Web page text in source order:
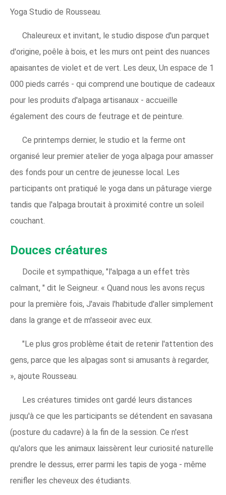
Yoga Studio de Rousseau.
Chaleureux et invitant, le studio dispose d'un parquet
d'origine, poêle à bois, et les murs ont peint des nuances
apaisantes de violet et de vert. Les deux, Un espace de 1
000 pieds carrés - qui comprend une boutique de cadeaux
pour les produits d'alpaga artisanaux - accueille
également des cours de feutrage et de peinture.
Ce printemps dernier, le studio et la ferme ont
organisé leur premier atelier de yoga alpaga pour amasser
des fonds pour un centre de jeunesse local. Les
participants ont pratiqué le yoga dans un pâturage vierge
tandis que l'alpaga broutait à proximité contre un soleil
couchant.
Douces créatures
Docile et sympathique, "l'alpaga a un effet très
calmant, " dit le Seigneur. « Quand nous les avons reçus
pour la première fois, J'avais l'habitude d'aller simplement
dans la grange et de m'asseoir avec eux.
"Le plus gros problème était de retenir l'attention des
gens, parce que les alpagas sont si amusants à regarder,
», ajoute Rousseau.
Les créatures timides ont gardé leurs distances
jusqu'à ce que les participants se détendent en savasana
(posture du cadavre) à la fin de la session. Ce n'est
qu'alors que les animaux laissèrent leur curiosité naturelle
prendre le dessus, errer parmi les tapis de yoga - même
renifler les cheveux des étudiants.